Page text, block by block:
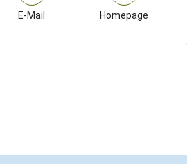
E-Mail Homepage